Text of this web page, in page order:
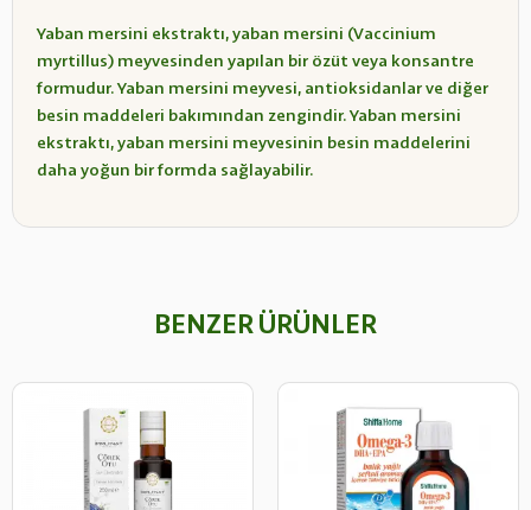
Yaban mersini ekstraktı, yaban mersini (Vaccinium
myrtillus) meyvesinden yapılan bir özüt veya konsantre
formudur. Yaban mersini meyvesi, antioksidanlar ve diğer
besin maddeleri bakımından zengindir. Yaban mersini
ekstraktı, yaban mersini meyvesinin besin maddelerini
daha yoğun bir formda sağlayabilir.
BENZER ÜRÜNLER